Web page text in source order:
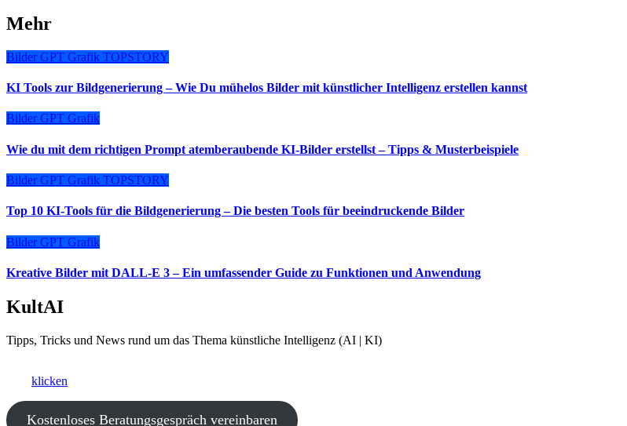
Mehr
Bilder GPT Grafik TOPSTORY
KI Tools zur Bildgenerierung – Wie Du mühelos Bilder mit künstlicher Intelligenz erstellen kannst
Bilder GPT Grafik
Wie du mit dem richtigen Prompt atemberaubende KI-Bilder erstellst – Tipps & Musterbeispiele
Bilder GPT Grafik TOPSTORY
Top 10 KI-Tools für die Bildgenerierung – Die besten Tools für beeindruckende Bilder
Bilder GPT Grafik
Kreative Bilder mit DALL-E 3 – Ein umfassender Guide zu Funktionen und Anwendung
KultAI
Tipps, Tricks und News rund um das Thema künstliche Intelligenz (AI | KI)
klicken
Kostenloses Beratungsgespräch vereinbaren